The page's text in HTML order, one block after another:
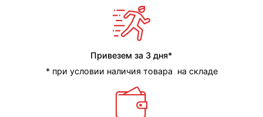
Привезем за 3 дня*
* при условии наличия товара на складе